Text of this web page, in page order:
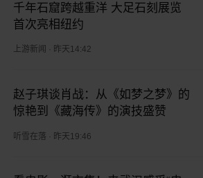
千年石窟跨越重洋 大足石刻展览
首次亮相纽约
上游新闻 昨天14:42
赵子琪谈肖战：从《如梦之梦》的
惊艳到《藏海传》的演技盛赞
听雪在落 昨天19:46